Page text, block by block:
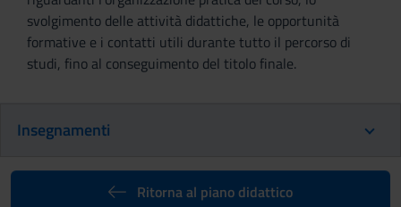
svolgimento delle attività didattiche, le opportunità
formative e i contatti utili durante tutto il percorso di
studi, fino al conseguimento del titolo finale.
Insegnamenti
Ritorna al piano didattico